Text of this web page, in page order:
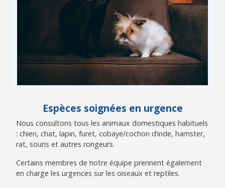
Espèces soignées en urgence
Nous consultons tous les animaux domestiques habituels
: chien, chat, lapin, furet, cobaye/cochon d’inde, hamster,
rat, souris et autres rongeurs.
Certains membres de notre équipe prennent également
en charge les urgences sur les oiseaux et reptiles.